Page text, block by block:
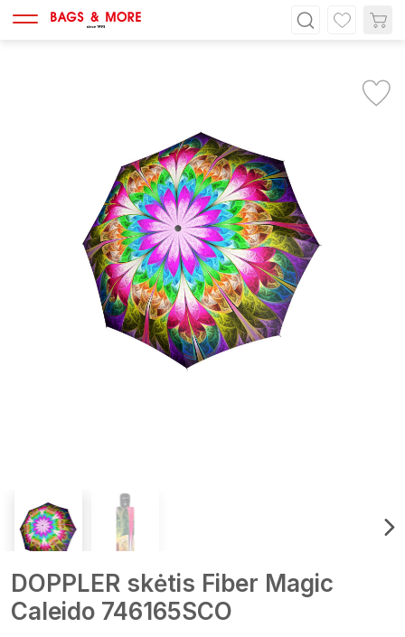
DOPPLER skėtis Fiber Magic
Caleido 746165SCO